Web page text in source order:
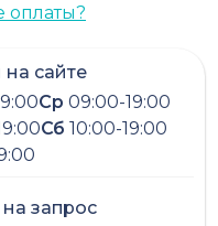
оплаты?
сайте
Ср 09:00-19:00
Сб 10:00-19:00
запрос